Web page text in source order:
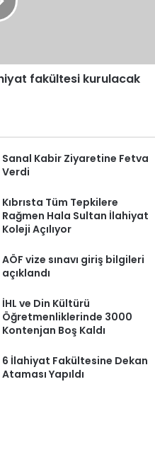
fakültesi kurulacak
Sanal Kabir Ziyaretine Fetva
Verdi
Kıbrısta Tüm Tepkilere
Rağmen Hala Sultan İlahiyat
Koleji Açılıyor
AÖF vize sınavı giriş bilgileri
açıklandı
İHL ve Din Kültürü
Öğretmenliklerinde 3000
Kontenjan Boş Kaldı
6 İlahiyat Fakültesine Dekan
Ataması Yapıldı